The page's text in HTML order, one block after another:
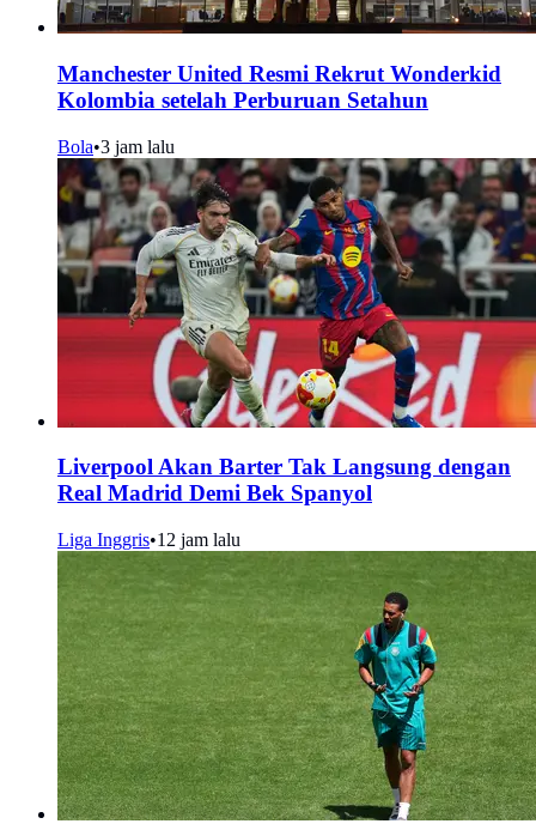
Manchester United Resmi Rekrut Wonderkid
Kolombia setelah Perburuan Setahun
Bola•3 jam lalu
Liverpool Akan Barter Tak Langsung dengan
Real Madrid Demi Bek Spanyol
Liga Inggris•12 jam lalu